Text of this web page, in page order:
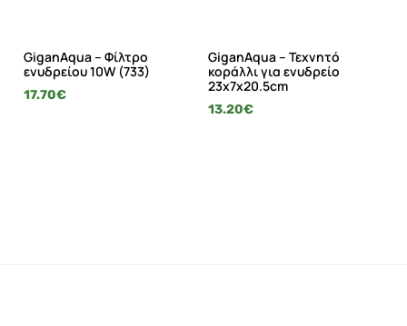
GiganAqua – Φίλτρο
ενυδρείου 10W (733)
17.70€
GiganAqua – Τεχνητό
κοράλλι για ενυδρείο
23x7x20.5cm
13.20€